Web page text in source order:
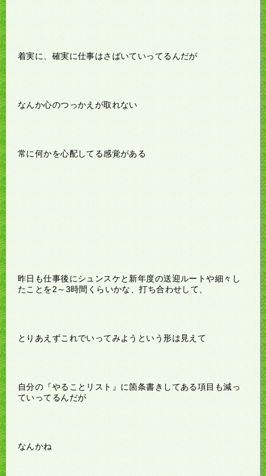
着実に、確実に仕事はさばいていってるんだが
なんか心のつっかえが取れない
常に何かを心配してる感覚がある
昨日も仕事後にシュンスケと新年度の送迎ルートや細々し
たことを2～3時間くらいかな、打ち合わせして、
とりあえずこれでいってみようという形は見えて
自分の『やることリスト』に箇条書きしてある項目も減っ
ていってるんだが
なんかね